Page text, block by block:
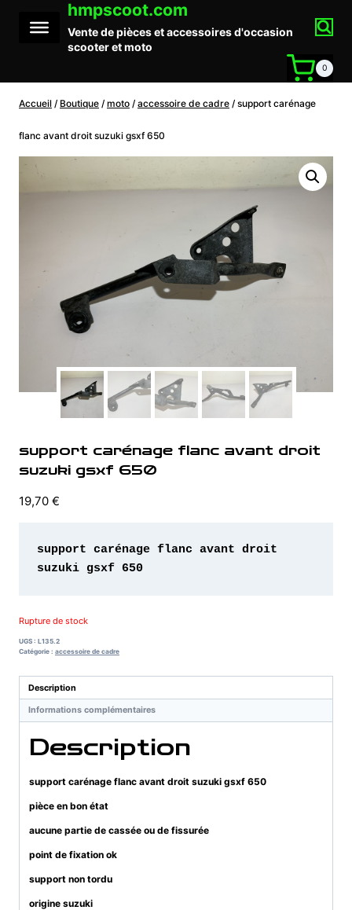
contenu
hmpscoot.com
Vente de pièces et accessoires d'occasion
scooter et moto
0
Accueil / Boutique / moto / accessoire de cadre / support carénage
flanc avant droit suzuki gsxf 650
support carénage flanc avant droit
suzuki gsxf 650
19,70 €
support carénage flanc avant droit
suzuki gsxf 650
Rupture de stock
UGS : L135.2
Catégorie : accessoire de cadre
Description
Informations complémentaires
Description
support carénage flanc avant droit suzuki gsxf 650
pièce en bon état
aucune partie de cassée ou de fissurée
point de fixation ok
support non tordu
origine suzuki